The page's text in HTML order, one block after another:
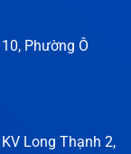
Phường Ô
Long Thạnh 2,